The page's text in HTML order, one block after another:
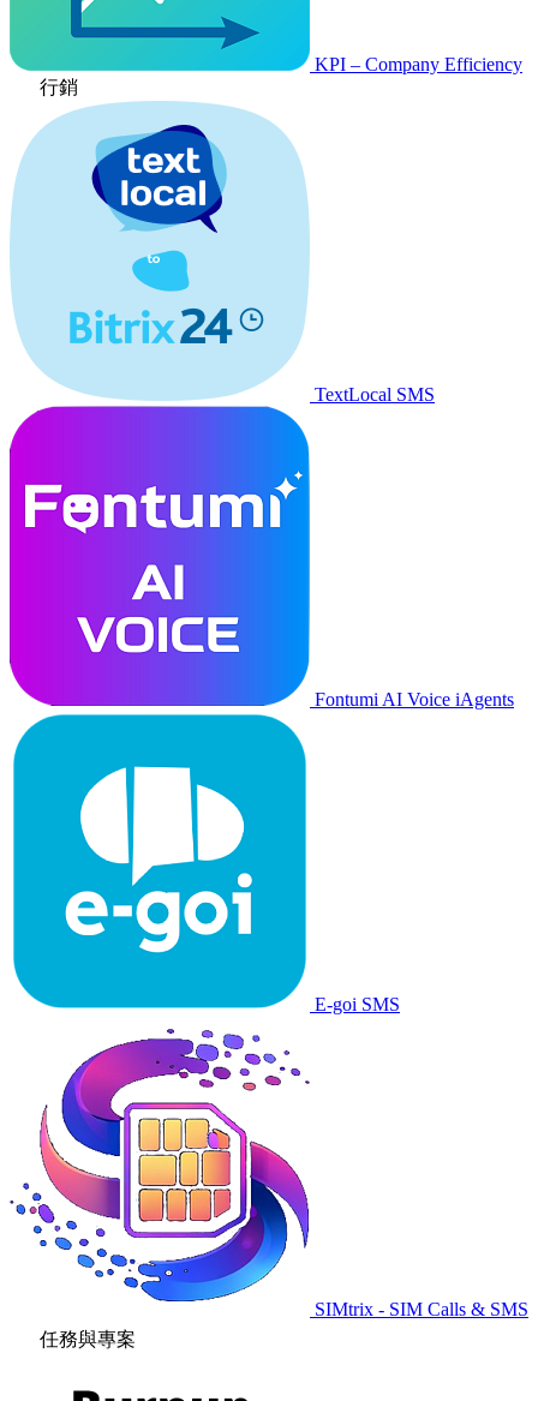
KPI – Company Efficiency
行銷
TextLocal SMS
Fontumi AI Voice iAgents
E-goi SMS
SIMtrix - SIM Calls & SMS
任務與專案